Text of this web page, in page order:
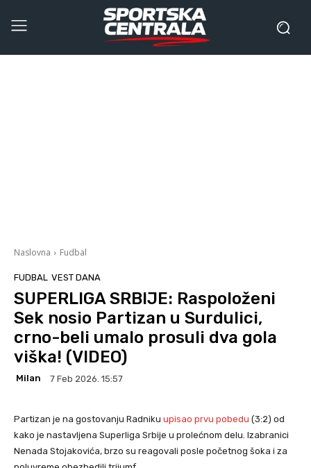
Naslovna Fudbal
FUDBAL VEST DANA
SUPERLIGA SRBIJE: Raspoloženi
Sek nosio Partizan u Surdulici,
crno-beli umalo prosuli dva gola
viška! (VIDEO)
Milan 7 Feb 2026. 15:57
Partizan je na gostovanju Radniku upisao prvu pobedu (3:2) od
kako je nastavljena Superliga Srbije u prolećnom delu. Izabranici
Nenada Stojakovića, brzo su reagovali posle početnog šoka i za